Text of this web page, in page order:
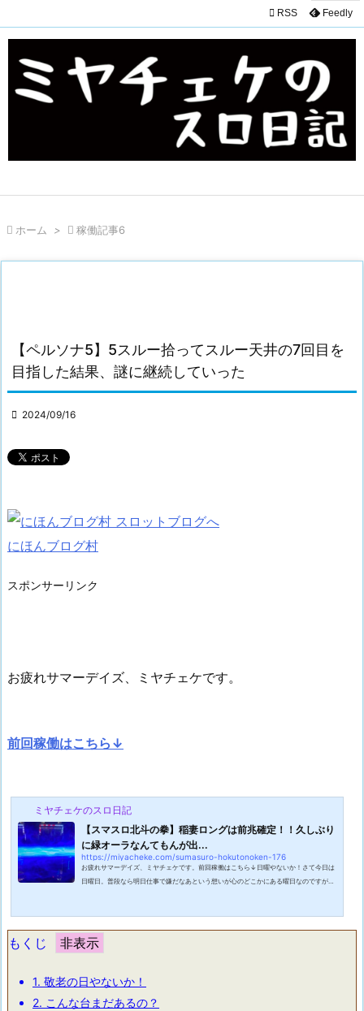
 RSS Feedly
 ホーム >  稼働記事6
【ペルソナ5】5スルー拾ってスルー天井の7回目を
目指した結果、謎に継続していった
 2024/09/16
にほんブログ村
スポンサーリンク
お疲れサマーデイズ、ミヤチェケです。
前回稼働はこちら↓
ミヤチェケのスロ日記
【スマスロ北斗の拳】稲妻ロングは前兆確定！！久しぶり
に緑オーラなんてもんが出...
https://miyacheke.com/sumasuro-hokutonoken-176
お疲れサマーデイズ、ミヤチェケです。前回稼働はこちら↓日曜やないか！さて今日は
日曜日。普段なら明日仕事で嫌だなあという想いが心のどこかにある曜日なのですが明
したくないですね。ただ一つ言える事は時間は増やすことができないけどお金は増やす
ことができます。つまり、そうい...
もくじ
1. 敬老の日やないか！
2. こんな台まだあるの？